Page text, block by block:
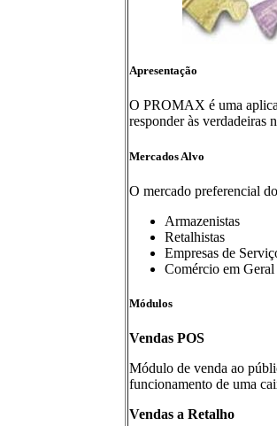
Apresentação
O PROMAX é uma
responder às verdadeiras
Mercados Alvo
O mercado preferencial
Armazenistas
Retalhistas
Empresas de
Comércio em Geral
Módulos
Vendas POS
Módulo de venda ao
funcionamento de uma
Vendas a Retalho